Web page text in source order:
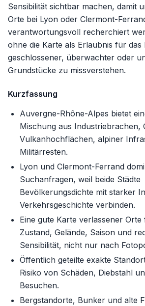
Sensibilität sichtbar machen, damit
Orte bei Lyon oder Clermont-
verantwortungsvoll recherchiert
ohne die Karte als Erlaubnis für das
geschlossener, überwachter oder
Grundstücke zu missverstehen.
Kurzfassung
Auvergne-Rhône-Alpes bietet
Mischung aus Industriebrachen,
Vulkanhochflächen, alpiner
Militärresten.
Lyon und Clermont-Ferrand
Suchanfragen, weil beide Städte
Bevölkerungsdichte mit starker
Verkehrsgeschichte verbinden.
Eine gute Karte verlassener
Zustand, Gelände, Saison und
Sensibilität, nicht nur nach
Öffentlich geteilte exakte
Risiko von Schäden, Diebstahl
Besuchen.
Bergstandorte, Bunker und alte